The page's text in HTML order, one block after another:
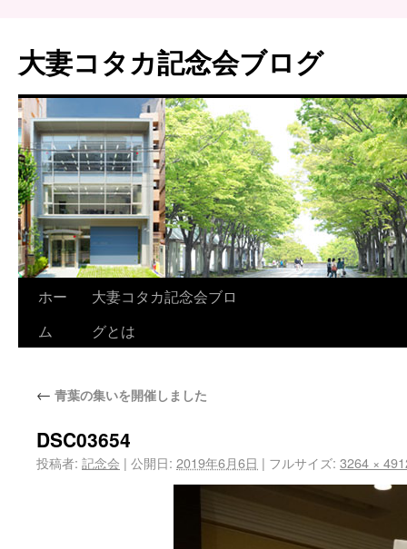
大妻コタカ記念会ブログ
ホー
ム
大妻コタカ記念会ブロ
グとは
← 青葉の集いを開催しました
DSC03654
投稿者: 記念会 | 公開日: 2019年6月6日 | フルサイズ: 3264 ×